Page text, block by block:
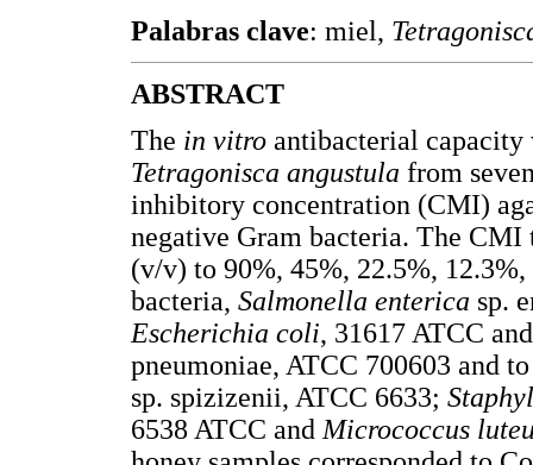
Palabras clave: miel,
ABSTRACT
The in vitro antibacterial capacity
Tetragonisca angustula from
inhibitory concentration (CMI)
negative Gram bacteria. The
(v/v) to 90%, 45%, 22.5%,
bacteria, Salmonella enterica sp.
Escherichia coli, 31617 ATCC
pneumoniae, ATCC 700603 and
sp. spizizenii, ATCC 6633;
6538 ATCC andMicrococcus